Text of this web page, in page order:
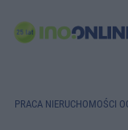
PRACA NIERUCHOMOŚCI